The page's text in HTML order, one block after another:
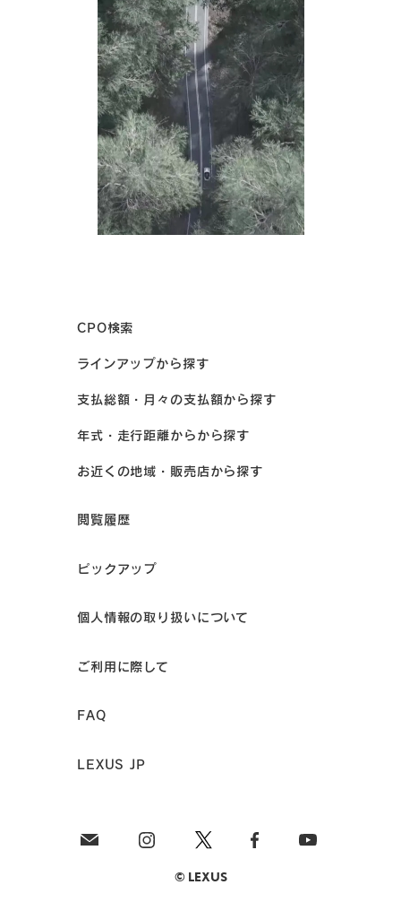
CPO検索
ラインアップから探す
支払総額・月々の支払額から探す
年式・走行距離からから探す
お近くの地域・販売店から探す
閲覧履歴
ピックアップ
個人情報の取り扱いについて
ご利用に際して
FAQ
LEXUS JP
© LEXUS